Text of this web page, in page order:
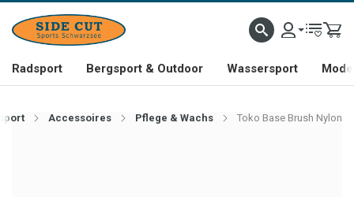
Radsport Bergsport & Outdoor Wassersport
Accessoires Pflege & Wachs Toko Base Brush Nylon